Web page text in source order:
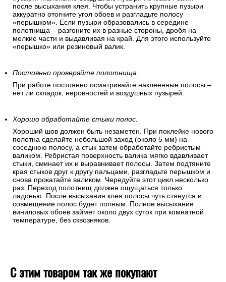
после высыхания клея. Чтобы устранить крупные пузыри
аккуратно отогните угол обоев и разгладьте полосу
«перышком». Если пузыри образовались в середине
полотнища – разгоните их в разные стороны, дробя на
мелкие части и выдавливая на край. Для этого используйте
«перышко» или резиновый валик.
Постоянно проверяйте полотнища.
При работе постоянно осматривайте наклеенные полосы –
нет ли складок, неровностей и воздушных пузырей.
Хорошо обработайте стыки полос.
Хороший шов должен быть незаметен. При поклейке нового
полотна сделайте небольшой заход (около 5 мм) на
соседнюю полосу, а стык затем обработайте ребристым
валиком. Ребристая поверхность валика мягко вдавливает
стыки, сминает их и выравнивает полосы. Затем подтяните
края стыков друг к другу пальцами, разгладьте перышком и
снова прокатайте валиком. Чередуйте этот цикл несколько
раз. Переход полотнищ должен ощущаться только
ладонью. После высыхания клея полосы чуть стянутся и
совмещение полос будет полным. Полное высыхание
виниловых обоев займет около двух суток при комнатной
температуре, без сквозняков.
С этим товаром так же покупают